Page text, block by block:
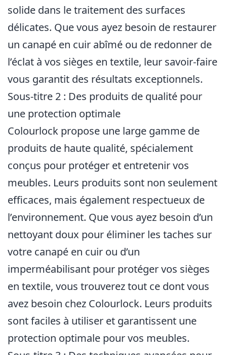
solide dans le traitement des surfaces
délicates. Que vous ayez besoin de restaurer
un canapé en cuir abîmé ou de redonner de
l’éclat à vos sièges en textile, leur savoir-faire
vous garantit des résultats exceptionnels.
Sous-titre 2 : Des produits de qualité pour
une protection optimale
Colourlock propose une large gamme de
produits de haute qualité, spécialement
conçus pour protéger et entretenir vos
meubles. Leurs produits sont non seulement
efficaces, mais également respectueux de
l’environnement. Que vous ayez besoin d’un
nettoyant doux pour éliminer les taches sur
votre canapé en cuir ou d’un
imperméabilisant pour protéger vos sièges
en textile, vous trouverez tout ce dont vous
avez besoin chez Colourlock. Leurs produits
sont faciles à utiliser et garantissent une
protection optimale pour vos meubles.